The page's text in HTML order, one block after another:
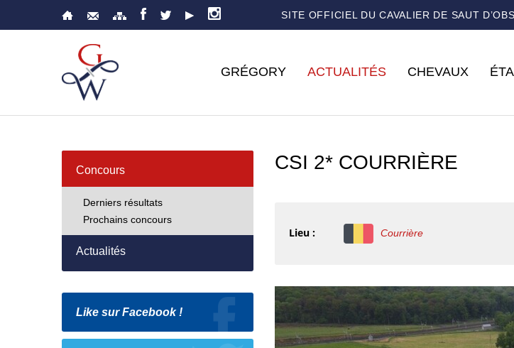
SITE OFFICIEL DU CAVALIER DE SAUT
GRÉGORY ACTUALITÉS CHEVAUX
Concours
Derniers résultats
Prochains concours
Actualités
Like sur Facebook !
CSI 2* COURRIÈRE
Lieu : Courrière